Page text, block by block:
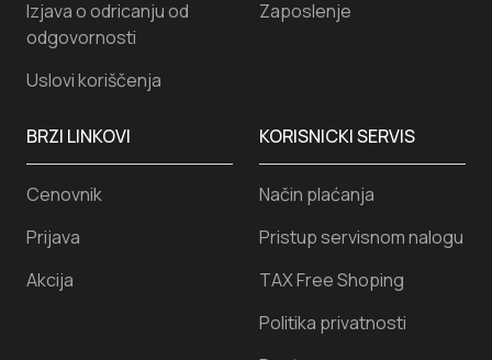
KORISNICKI SERVIS
Način plaćanja
Pristup servisnom nalogu
TAX Free Shoping
Politika privatnosti
Izjava o odricanju od
odgovornosti
Uslovi koriščenja
Zaposlenje
BRZI LINKOVI
Cenovnik
Prijava
Akcija